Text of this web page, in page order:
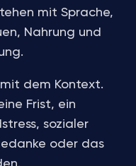
mit Sprache,
Nahrung und
dem Kontext.
Frist, ein
sozialer
oder das